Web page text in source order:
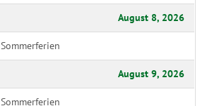
August 8, 2026
Sommerferien
August 9, 2026
Sommerferien